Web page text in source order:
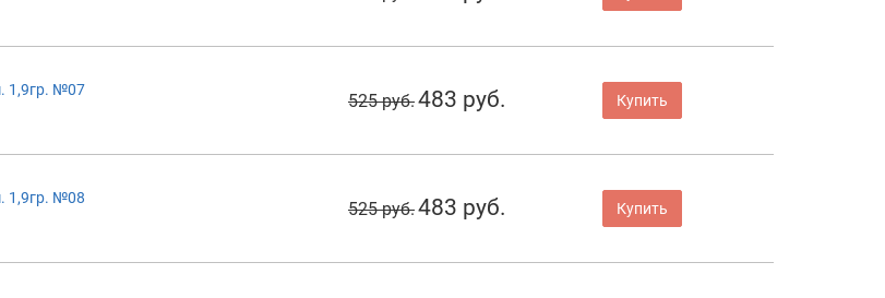
1,9гр. №07
525 руб.483 руб. Купить
1,9гр. №08
525 руб.483 руб. Купить